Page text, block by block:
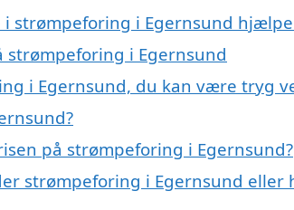
strømpeforing i Egernsund
i Egernsund
i Egernsund, du kan være tryg
på strømpeforing i Egernsund?
strømpeforing i Egernsund eller